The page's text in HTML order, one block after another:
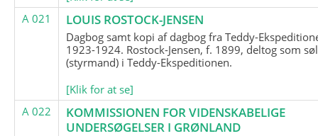
A 021
LOUIS ROSTOCK-JENSEN
Dagbog samt kopi af dagbog fra Teddy-
1923-1924. Rostock-Jensen, f. 1899, deltog som
(styrmand) i Teddy-Ekspeditionen.
[Klik for at se]
A 022
KOMMISSIONEN FOR VIDENSKABELIGE
UNDERSØGELSER I GRØNLAND